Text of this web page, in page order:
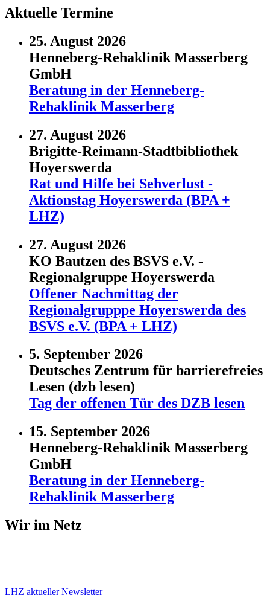
Aktuelle Termine
25. August 2026
Henneberg-Rehaklinik Masserberg
GmbH
Beratung in der Henneberg-
Rehaklinik Masserberg
27. August 2026
Brigitte-Reimann-Stadtbibliothek
Hoyerswerda
Rat und Hilfe bei Sehverlust -
Aktionstag Hoyerswerda (BPA +
LHZ)
27. August 2026
KO Bautzen des BSVS e.V. -
Regionalgruppe Hoyerswerda
Offener Nachmittag der
Regionalgrupppe Hoyerswerda des
BSVS e.V. (BPA + LHZ)
5. September 2026
Deutsches Zentrum für barrierefreies
Lesen (dzb lesen)
Tag der offenen Tür des DZB lesen
15. September 2026
Henneberg-Rehaklinik Masserberg
GmbH
Beratung in der Henneberg-
Rehaklinik Masserberg
Wir im Netz
LHZ aktueller Newsletter